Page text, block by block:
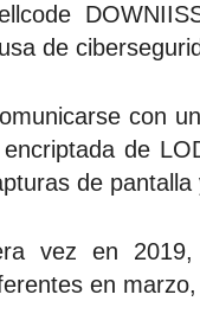
de
con
de
de
vez en 2019,
en